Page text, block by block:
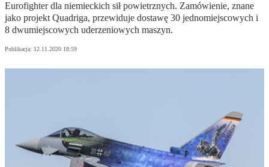
Eurofighter dla niemieckich sił powietrznych. Zamówienie, znane
jako projekt Quadriga, przewiduje dostawę 30 jednomiejscowych i
8 dwumiejscowych uderzeniowych maszyn.
Publikacja: 12.11.2020 18:59